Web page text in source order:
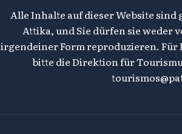
Alle Inhalte auf dieser Website sind
Attika, und Sie dürfen sie weder
irgendeiner Form reproduzieren.
bitte die Direktion für